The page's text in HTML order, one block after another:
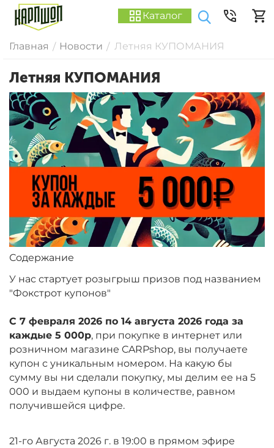
Каталог
Главная / Новости / Летняя КУПОМАНИЯ
Летняя КУПОМАНИЯ
Содержание
У нас стартует розыгрыш призов под названием
"Фокстрот купонов"
С 7 февраля 2026 по 14 августа 2026 года за
каждые 5 000р, при покупке в интернет или
розничном магазине CARPshop, вы получаете
купон с уникальным номером. На какую бы
сумму вы ни сделали покупку, мы делим ее на 5
000 и выдаем купоны в количестве, равном
получившейся цифре.
21-го Августа 2026 г. в 19:00 в прямом эфире